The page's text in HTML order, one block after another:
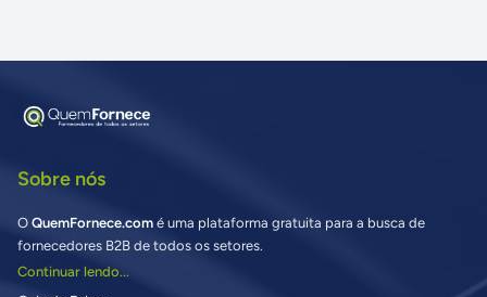
Sobre nós
O QuemFornece.com é uma plataforma gratuita para a busca de
fornecedores B2B de todos os setores.
Continuar lendo...